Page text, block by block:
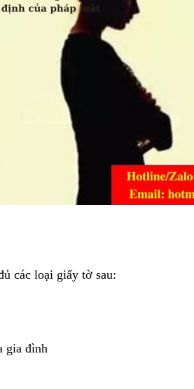
các loại giấy tờ sau:
gia đình